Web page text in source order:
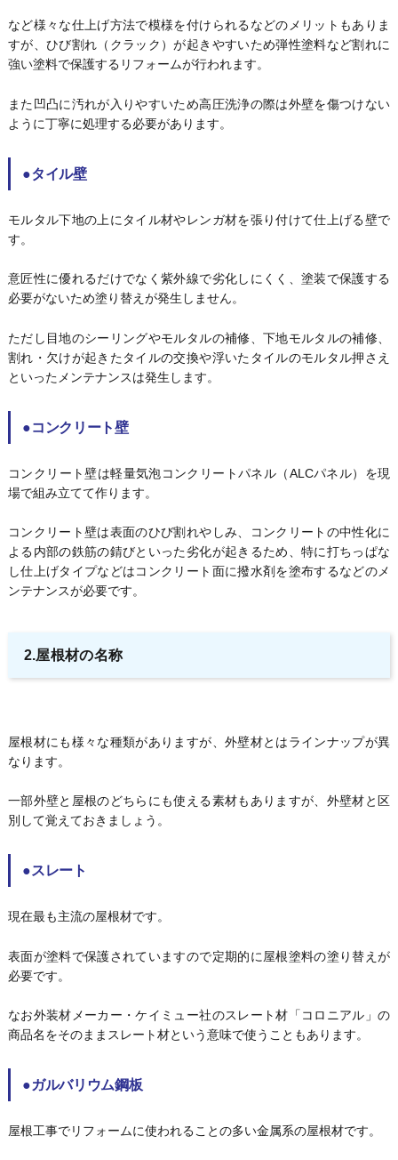
など様々な仕上げ方法で模様を付けられるなどのメリットもありま
すが、ひび割れ（クラック）が起きやすいため弾性塗料など割れに
強い塗料で保護するリフォームが行われます。
また凹凸に汚れが入りやすいため高圧洗浄の際は外壁を傷つけない
ように丁寧に処理する必要があります。
●タイル壁
モルタル下地の上にタイル材やレンガ材を張り付けて仕上げる壁で
す。
意匠性に優れるだけでなく紫外線で劣化しにくく、塗装で保護する
必要がないため塗り替えが発生しません。
ただし目地のシーリングやモルタルの補修、下地モルタルの補修、
割れ・欠けが起きたタイルの交換や浮いたタイルのモルタル押さえ
といったメンテナンスは発生します。
●コンクリート壁
コンクリート壁は軽量気泡コンクリートパネル（ALCパネル）を現
場で組み立てて作ります。
コンクリート壁は表面のひび割れやしみ、コンクリートの中性化に
よる内部の鉄筋の錆びといった劣化が起きるため、特に打ちっぱな
し仕上げタイプなどはコンクリート面に撥水剤を塗布するなどのメ
ンテナンスが必要です。
2.屋根材の名称
屋根材にも様々な種類がありますが、外壁材とはラインナップが異
なります。
一部外壁と屋根のどちらにも使える素材もありますが、外壁材と区
別して覚えておきましょう。
●スレート
現在最も主流の屋根材です。
表面が塗料で保護されていますので定期的に屋根塗料の塗り替えが
必要です。
なお外装材メーカー・ケイミュー社のスレート材「コロニアル」の
商品名をそのままスレート材という意味で使うこともあります。
●ガルバリウム鋼板
屋根工事でリフォームに使われることの多い金属系の屋根材です。